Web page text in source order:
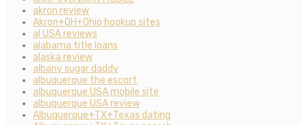
akron review
Akron+OH+Ohio hookup sites
al USA reviews
alabama title loans
alaska review
albany sugar daddy
albuquerque the escort
albuquerque USA mobile site
albuquerque USA review
Albuquerque+TX+Texas dating